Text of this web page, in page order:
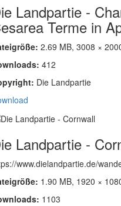
Landpartie -
Terme in
2.69 MB, 3008 ×
412
Die Landpartie
Landpartie -
www.dielandpartie.de/
1.90 MB, 1920 ×
1103